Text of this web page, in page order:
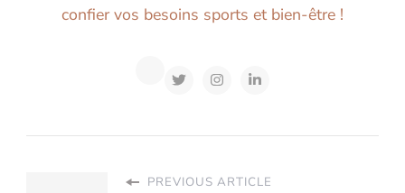
confier vos besoins sports et bien-être !
PREVIOUS ARTICLE